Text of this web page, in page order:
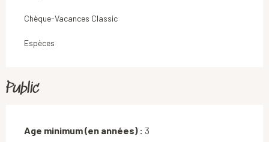
Chèque-Vacances Classic
Espèces
Public
Age minimum (en années) : 3